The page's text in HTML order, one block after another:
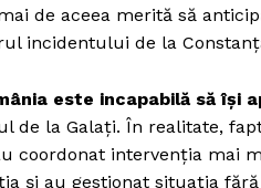
de aceea merită să
incidentului de la
este incapabilă să își
de la Galați. În realitate,
coordonat intervenția mai
și au gestionat situația